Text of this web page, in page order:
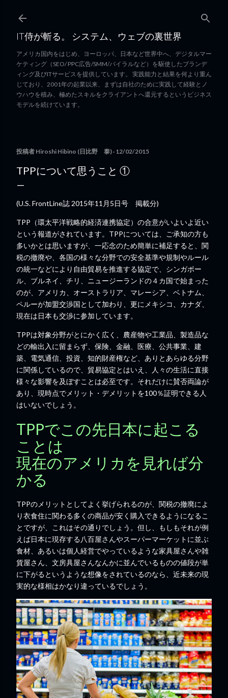
スキップしてメイン コンテンツに移動
IT侍が斬る。 システム、ウェブの裏世界
アメリカ国内をはじめ、ヨーロッパ、日本など世界中へ、デジタルマー
ケティング（SEO/ PPC広告/SMM/バイラルなど）を駆使したブランデ
ィング及びITサービスを提供しています。 実践能力と結果を何より重ん
じており、2001年の起業以来、まずは自社のために実践して経験とノ
ウハウを積み、極めたスキルをクライアントへ還元するというビジネス
モデルを続けています。
投稿者 Hiroshi Hibino (日比野 泰) 12/02/2015
TPPについて思うこと ①
(U.S. FrontLine誌 2015年11月5日号 掲載分)
TPP（環太平洋戦略的経済連携協定）の合意がいよいよ近い
という報道がされています。TPPについては、ご承知の方も
多いかとは思いますが、一応念のため簡単に補足すると、関
税の撤廃や、各国の様々な分野での安全基準や規制やルール
の統一などにより自由貿易を推進する協定で、シンガポー
ル、ブルネイ、チリ、ニュージーランドの４カ国で始まった
のが、アメリカ、オーストラリア、マレーシア、ベトナム、
ペルーが加盟交渉国として加わり、更にメキシコ、カナダ、
現在は日本も交渉に参加しています。
TPPは対象分野がとにかく広く、農産物や工業品、製造品な
どの輸出入に留まらず、保険、金融、医療、公共事業、建
築、電気通信、投資、知的財産権など、ありとあらゆる分野
に関係しているので、貿易協定とはいえ、人々の生活に直接
様々な影響を及ぼすことは必至です。それだけに賛否両論が
あり、現時点でメリット・デメリットを100％証明できる人
はいないでしょう。
TPPでこの先日本に起こる
ことは
現在のアメリカを見れば分
かる
TPPのメリットとしてよく挙げられるのが、関税の撤廃によ
り衣食住に関わる多くの商品が安く購入できるようになるこ
とですが、これはその通りでしょう。但し、もしもそれが例
えば日本に現存する八百屋さんやスーパーマーケットに並ぶ
食材、あるいは個人経営でやっているような家具屋さんや雑
貨屋さん、文房具屋さんなんかに並んでいるものの値段が単
に下がるというような想像をされているのなら、近未来の現
実的な様相はかなり違っているでしょう。